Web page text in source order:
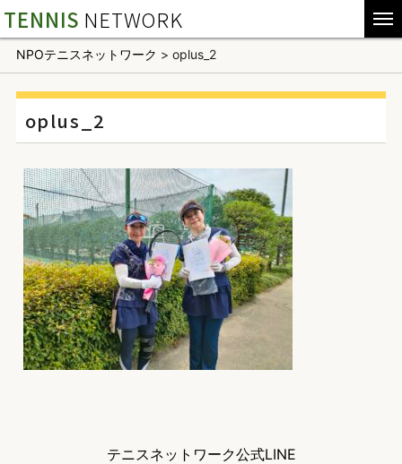
TENNIS NETWORK
NPOテニスネットワーク > oplus_2
oplus_2
テニスネットワーク公式LINE